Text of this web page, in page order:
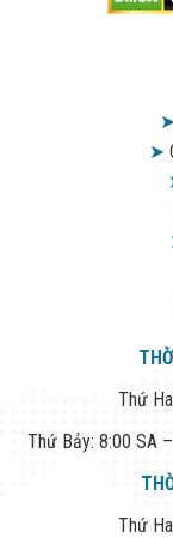
➤
Thứ
Thứ Bảy: 8:00 SA
Thứ